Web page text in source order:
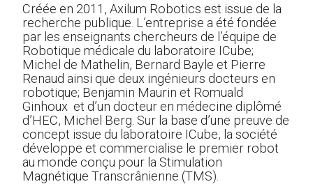
Créée en 2011, Axilum Robotics est issue de la
recherche publique. L’entreprise a été fondée
par les enseignants chercheurs de l’équipe de
Robotique médicale du laboratoire ICube;
Michel de Mathelin, Bernard Bayle et Pierre
Renaud ainsi que deux ingénieurs docteurs en
robotique; Benjamin Maurin et Romuald
Ginhoux et d’un docteur en médecine diplômé
d’HEC, Michel Berg. Sur la base d’une preuve de
concept issue du laboratoire ICube, la société
développe et commercialise le premier robot
au monde conçu pour la Stimulation
Magnétique Transcrânienne (TMS).